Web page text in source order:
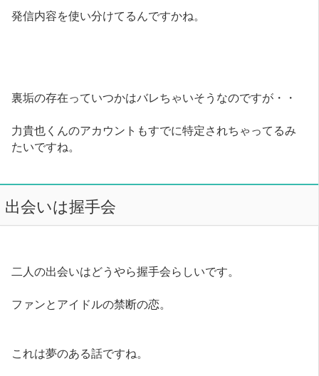
発信内容を使い分けてるんですかね。
裏垢の存在っていつかはバレちゃいそうなのですが・・
力貴也くんのアカウントもすでに特定されちゃってるみ
たいですね。
出会いは握手会
二人の出会いはどうやら握手会らしいです。
ファンとアイドルの禁断の恋。
これは夢のある話ですね。